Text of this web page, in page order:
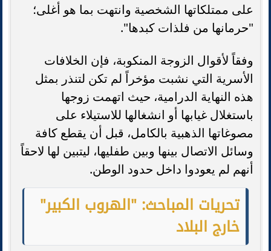
على ممتلكاتها الشخصية وانتهت بما هو أغلى؛
"حرمانها من فلذات كبدها".
وفقاً لأقوال الزوجة المنكوبة، فإن الخلافات
الأسرية التي نشبت مؤخراً لم تكن لتنذر بمثل
هذه النهاية الدرامية، حيث اتهمت زوجها
باستغلال غيابها أو انشغالها للاستيلاء على
مصوغاتها الذهبية بالكامل، قبل أن يقطع كافة
وسائل الاتصال بينها وبين طفليها، ليتبين لها لاحقاً
أنهم لم يعودوا داخل حدود الوطن.
تحريات المباحث: "الهروب الكبير"
خارج البلاد